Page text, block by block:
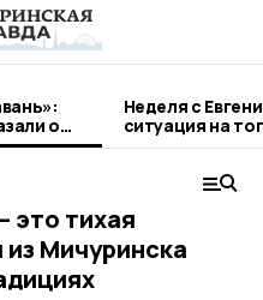
о
Неделя с
ситуация на
городе и
это тихая
из Мичуринска